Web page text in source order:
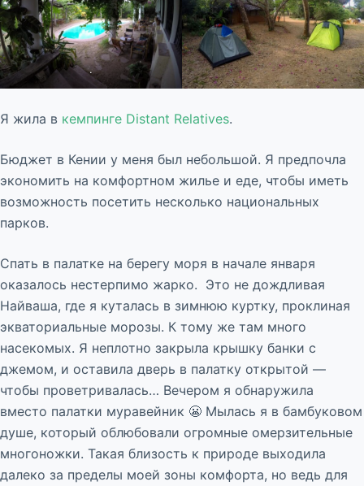
.
Я жила в кемпинге Distant Relatives.
Бюджет в Кении у меня был небольшой. Я предпочла
экономить на комфортном жилье и еде, чтобы иметь
возможность посетить несколько национальных
парков.
Спать в палатке на берегу моря в начале января
оказалось нестерпимо жарко. Это не дождливая
Найваша, где я куталась в зимнюю куртку, проклиная
экваториальные морозы. К тому же там много
насекомых. Я неплотно закрыла крышку банки с
джемом, и оставила дверь в палатку открытой —
чтобы проветривалась… Вечером я обнаружила
вместо палатки муравейник 😬 Мылась я в бамбуковом
душе, который облюбовали огромные омерзительные
многоножки. Такая близость к природе выходила
далеко за пределы моей зоны комфорта, но ведь для